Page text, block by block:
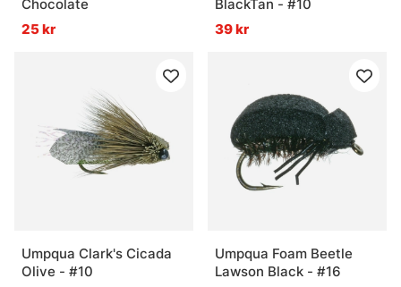
Chocolate
25 kr
BlackTan - #10
39 kr
Umpqua Clark's Cicada
Olive - #10
Umpqua Foam Beetle
Lawson Black - #16